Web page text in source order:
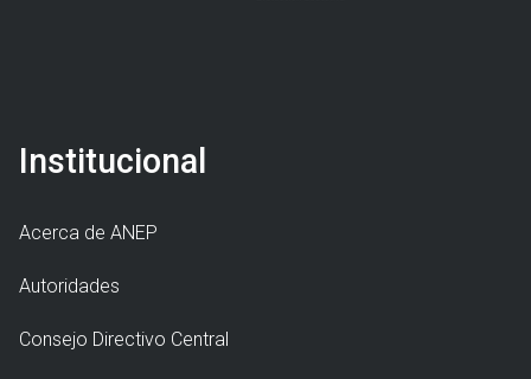
Institucional
Acerca de ANEP
Autoridades
Consejo Directivo Central